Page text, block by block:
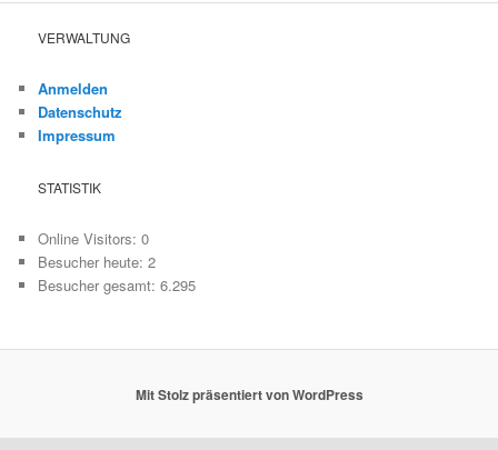
VERWALTUNG
Anmelden
Datenschutz
Impressum
STATISTIK
Online Visitors:0
Besucher heute:2
Besucher gesamt:6.295
Mit Stolz präsentiert von WordPress